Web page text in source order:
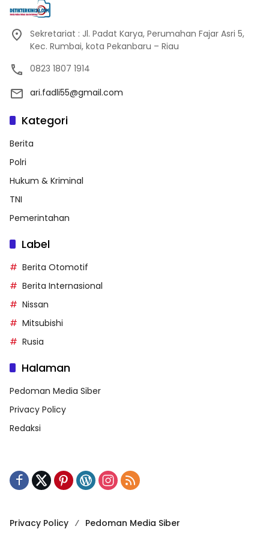
Sekretariat : Jl. Padat Karya, Perumahan Fajar Asri 5,
Kec. Rumbai, kota Pekanbaru – Riau
0823 1807 1914
ari.fadli55@gmail.com
Kategori
Berita
Polri
Hukum & Kriminal
TNI
Pemerintahan
Label
Berita Otomotif
Berita Internasional
Nissan
Mitsubishi
Rusia
Halaman
Pedoman Media Siber
Privacy Policy
Redaksi
Privacy Policy Pedoman Media Siber